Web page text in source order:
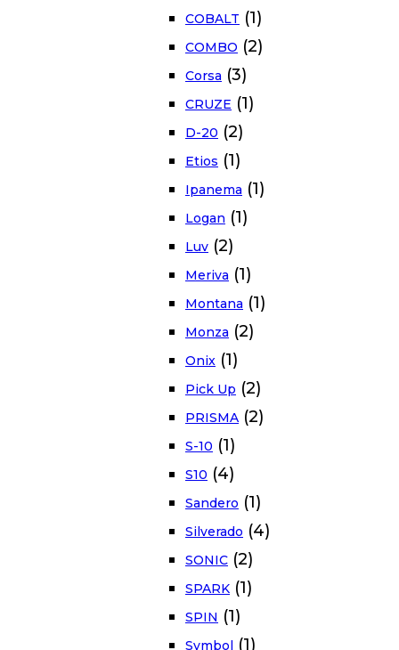
COBALT (1)
COMBO (2)
Corsa (3)
CRUZE (1)
D-20 (2)
Etios (1)
Ipanema (1)
Logan (1)
Luv (2)
Meriva (1)
Montana (1)
Monza (2)
Onix (1)
Pick Up (2)
PRISMA (2)
S-10 (1)
S10 (4)
Sandero (1)
Silverado (4)
SONIC (2)
SPARK (1)
SPIN (1)
Symbol (1)